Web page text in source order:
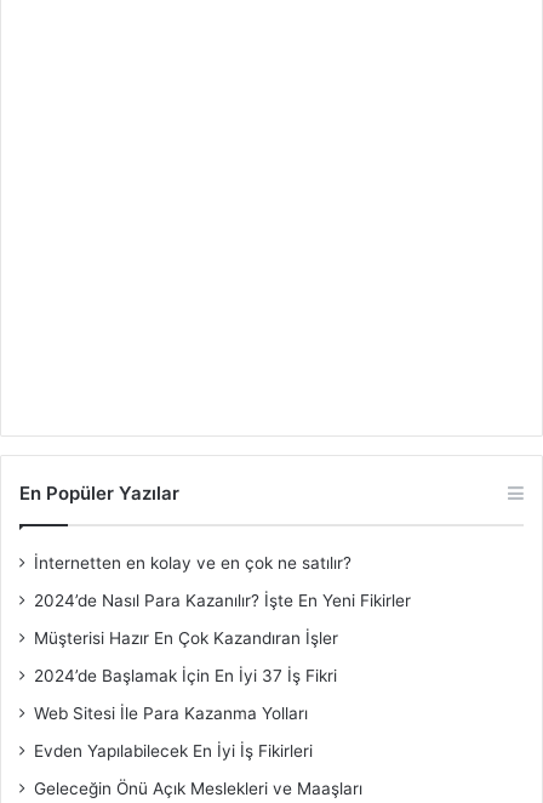
En Popüler Yazılar
İnternetten en kolay ve en çok ne satılır?
2024’de Nasıl Para Kazanılır? İşte En Yeni Fikirler
Müşterisi Hazır En Çok Kazandıran İşler
2024’de Başlamak İçin En İyi 37 İş Fikri
Web Sitesi İle Para Kazanma Yolları
Evden Yapılabilecek En İyi İş Fikirleri
Geleceğin Önü Açık Meslekleri ve Maaşları